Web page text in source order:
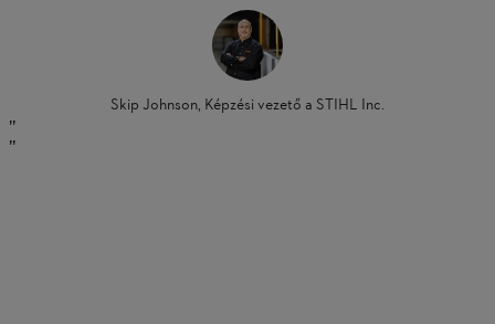
Skip Johnson, Képzési vezető a STIHL Inc.